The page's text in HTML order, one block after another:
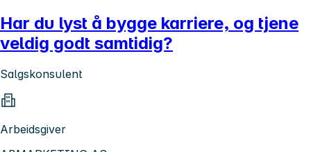
Har du lyst å bygge karriere, og tjene
veldig godt samtidig?
Salgskonsulent
Arbeidsgiver